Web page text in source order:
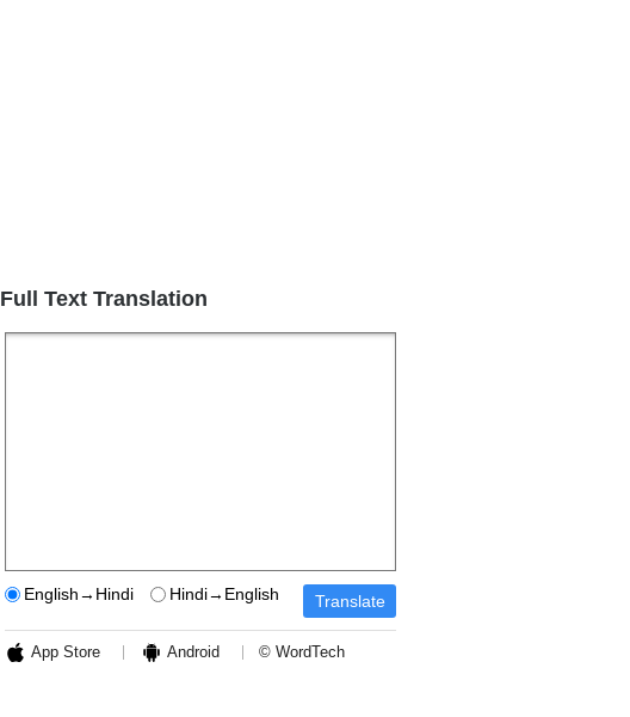
Full Text Translation
English→Hindi Hindi→English
App Store Android © WordTech